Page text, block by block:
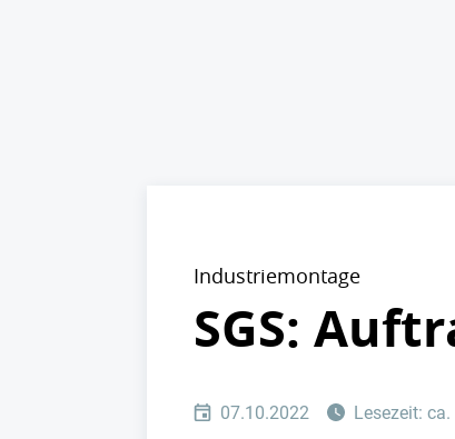
Industriemontage
SGS:
07.10.2022 Lesezeit: